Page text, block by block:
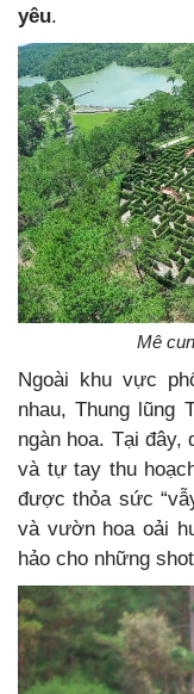
yêu.
Mê
Ngoài khu vực
nhau, Thung lũng
ngàn hoa. Tại đây,
và tự tay thu
được thỏa sức
và vườn hoa oải
hảo cho những